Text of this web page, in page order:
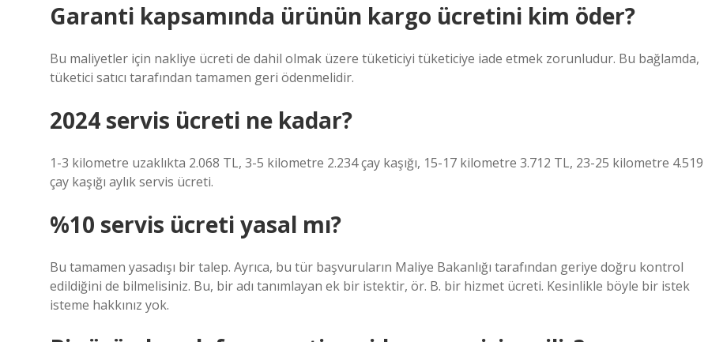
Garanti kapsamında ürünün kargo ücretini kim öder?
Bu maliyetler için nakliye ücreti de dahil olmak üzere tüketiciyi tüketiciye iade etmek zorunludur. Bu bağlamda,
tüketici satıcı tarafından tamamen geri ödenmelidir.
2024 servis ücreti ne kadar?
1-3 kilometre uzaklıkta 2.068 TL, 3-5 kilometre 2.234 çay kaşığı, 15-17 kilometre 3.712 TL, 23-25 ​​kilometre 4.519
çay kaşığı aylık servis ücreti.
%10 servis ücreti yasal mı?
Bu tamamen yasadışı bir talep. Ayrıca, bu tür başvuruların Maliye Bakanlığı tarafından geriye doğru kontrol
edildiğini de bilmelisiniz. Bu, bir adı tanımlayan ek bir istektir, ör. B. bir hizmet ücreti. Kesinlikle böyle bir istek
isteme hakkınız yok.